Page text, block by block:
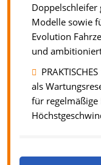
Modelle sowie
Evolution
und
als
für regelmäßige